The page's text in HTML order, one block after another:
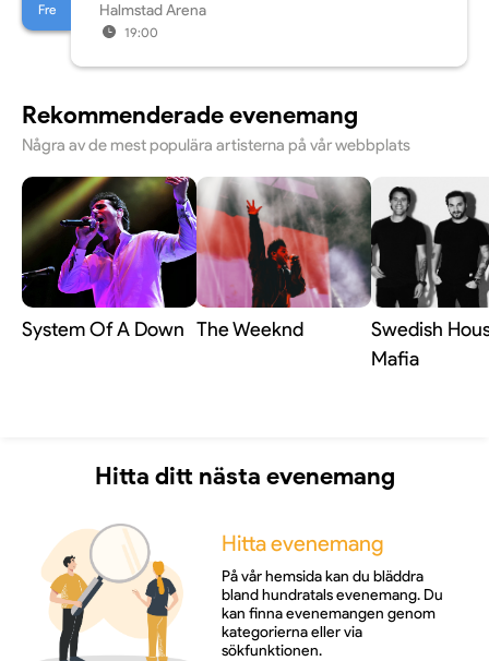
Fre
Halmstad Arena
19:00
Rekommenderade evenemang
Några av de mest populära artisterna på vår webbplats
System Of A Down The Weeknd
Swedish
Mafia
Hitta ditt nästa evenemang
Hitta evenemang
På vår hemsida kan du bläddra
bland hundratals evenemang. Du
kan finna evenemangen genom
kategorierna eller via
sökfunktionen.